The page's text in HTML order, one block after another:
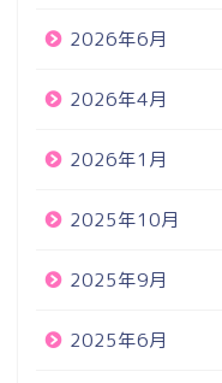
2026年6月
2026年4月
2026年1月
2025年10月
2025年9月
2025年6月